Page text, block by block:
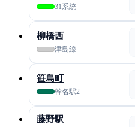
31系統
柳橋西
津島線
笹島町
幹名駅2
藤野駅